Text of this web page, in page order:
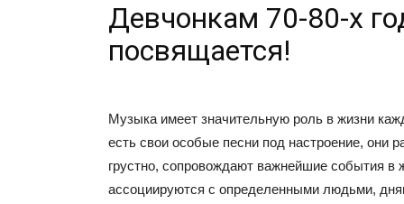
Девчонкам 70-80-х
посвящается!
Музыка имеет значительную роль в жизни
есть свои особые песни под настроение, они
грустно, сопровождают важнейшие события в
ассоциируются с определенными людьми,